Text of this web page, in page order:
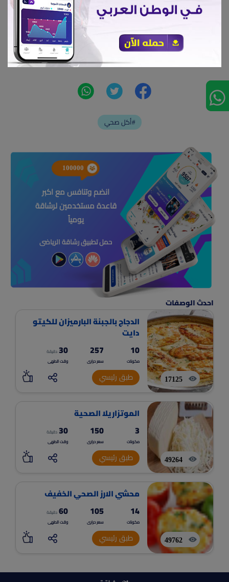
المقلاة حتي تمام النضج حوالي ربع ساعة
تقدم مع اربع معالق ارز بسمتي وسلطة ملونة
أكل صحي#
100000
انضم وتنافس مع اكبر
قاعدة مستخدمين لرشاقة
يومياً
حمل تطبيق رشاقة الرياضى
احدث الوصفات
17125
الدجاج بالجبنة البارميزان للكيتو
دايت
10
مكونات
257
سعر حرارى
30 دقيقة
وقت الطهى
طبق رئيسي
49264
الموتزاريلا الصحية
3
مكونات
150
سعر حرارى
30 دقيقة
وقت الطهى
طبق رئيسي
49762
محشي الارز الصحي الخفيف
14
مكونات
105
سعر حرارى
60 دقيقة
وقت الطهى
طبق رئيسي